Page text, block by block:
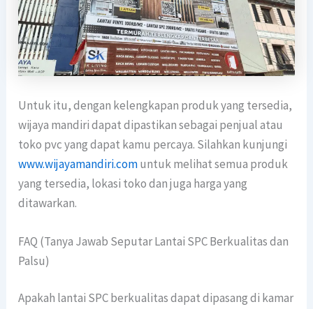
Untuk itu, dengan kelengkapan produk yang tersedia,
wijaya mandiri dapat dipastikan sebagai penjual atau
toko pvc yang dapat kamu percaya. Silahkan kunjungi
www.wijayamandiri.comuntuk melihat semua produk
yang tersedia, lokasi toko dan juga harga yang
ditawarkan.
FAQ (Tanya Jawab Seputar Lantai SPC Berkualitas dan
Palsu)
Apakah lantai SPC berkualitas dapat dipasang di kamar